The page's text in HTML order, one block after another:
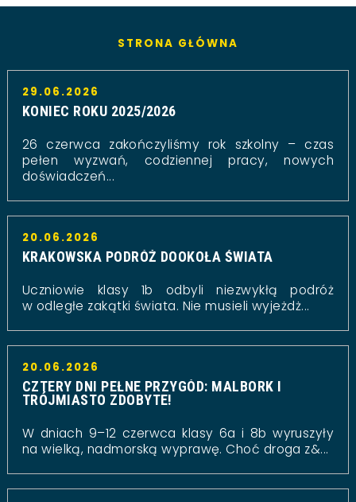
STRONA GŁÓWNA
29.06.2026
KONIEC ROKU 2025/2026
26 czerwca zakończyliśmy rok szkolny – czas
pełen wyzwań, codziennej pracy, nowych
doświadczeń...
20.06.2026
KRAKOWSKA PODRÓŻ DOOKOŁA ŚWIATA
Uczniowie klasy 1b odbyli niezwykłą podróż
w odległe zakątki świata. Nie musieli wyjeżdż...
20.06.2026
CZTERY DNI PEŁNE PRZYGÓD: MALBORK I
TRÓJMIASTO ZDOBYTE!
W dniach 9–12 czerwca klasy 6a i 8b wyruszyły
na wielką, nadmorską wyprawę. Choć droga z&...